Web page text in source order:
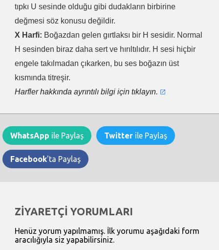
tıpkı U sesinde olduğu gibi dudakların birbirine
değmesi söz konusu değildir.
X Harfi: Boğazdan gelen gırtlaksı bir H sesidir. Normal
H sesinden biraz daha sert ve hırıltılıdır. H sesi hiçbir
engele takılmadan çıkarken, bu ses boğazın üst
kısmında titreşir.
Harfler hakkında ayrıntılı bilgi için tıklayın.
WhatsApp ile Paylaş Twitter ile Paylaş
Facebook'ta Paylaş
ZİYARETÇİ YORUMLARI
Henüz yorum yapılmamış. İlk yorumu aşağıdaki form
aracılığıyla siz yapabilirsiniz.